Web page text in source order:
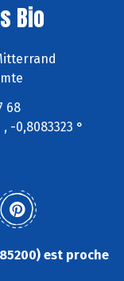
Bio
68
, -0,8083323 °
est proche